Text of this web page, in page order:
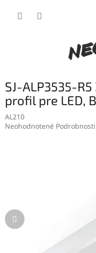
SJ-ALP3535-
profil pre LED,
AL210
Priemerné
Neohodnotené